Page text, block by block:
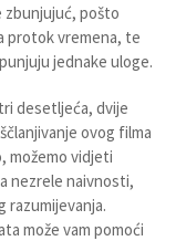
zbunjujuć, pošto
protok vremena, te
jednake uloge.
desetljeća, dvije
ovog filma
možemo vidjeti
nezrele naivnosti,
razumijevanja.
može vam pomoći